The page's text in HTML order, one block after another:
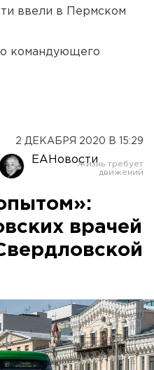
ввели в Пермском
командующего
2 ДЕКАБРЯ 2020 В 15:29
ЕАНовости
врачей